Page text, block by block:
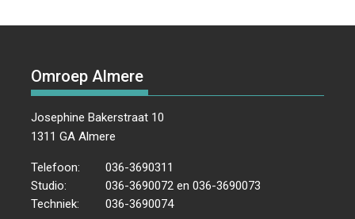
Omroep Almere
Josephine Bakerstraat 10
1311 GA Almere
Telefoon:
036-3690311
Studio:
036-3690072 en 036-3690073
Techniek:
036-3690074